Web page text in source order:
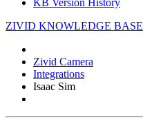
KB Version History
ZIVID KNOWLEDGE BASE
Zivid Camera
Integrations
Isaac Sim